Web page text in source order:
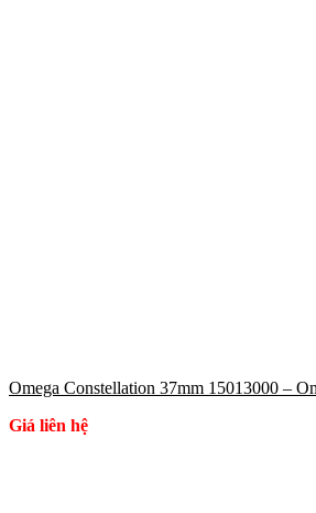
Omega Constellation 37mm 15013000 –
Giá liên hệ